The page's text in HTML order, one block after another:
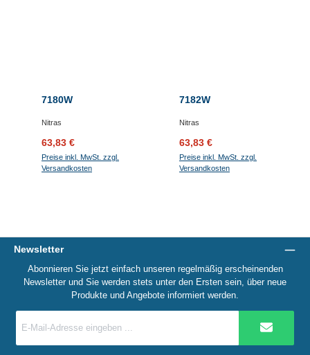
7180W
Nitras
Verkaufspreis:
63,83 €
Preise inkl. MwSt. zzgl.
Versandkosten
7182W
Nitras
Verkaufspreis:
63,83 €
Preise inkl. MwSt. zzgl.
Versandkosten
Newsletter
Abonnieren Sie jetzt einfach unseren regelmäßig erscheinenden
Newsletter und Sie werden stets unter den Ersten sein, über neue
Produkte und Angebote informiert werden.
Mail-
*